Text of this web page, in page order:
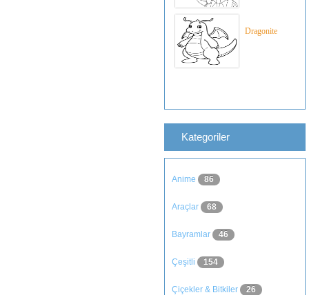
Dragonite
Kategoriler
Anime 86
Araçlar 68
Bayramlar 46
Çeşitli 154
Çiçekler & Bitkiler 26